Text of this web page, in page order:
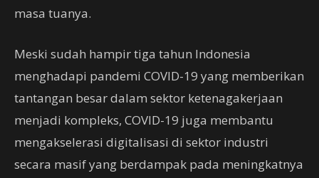
masa tuanya.
Meski sudah hampir tiga tahun Indonesia
menghadapi pandemi COVID-19 yang memberikan
tantangan besar dalam sektor ketenagakerjaan
menjadi kompleks, COVID-19 juga membantu
mengakselerasi digitalisasi di sektor industri
secara masif yang berdampak pada meningkatnya